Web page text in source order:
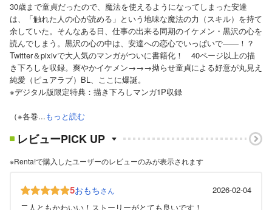
30歳まで童貞だったので、魔法を使えるようになってしまった安達
は、「触れた人の心が読める」という地味な魔法の力（スキル）を持て
余していた。そんなある日、仕事の出来る同期のイケメン・黒沢の心を
読んでしまう。黒沢の心の中は、安達への恋心でいっぱいで――！？
Twitter＆pixivで大人気のマンガがついに書籍化！ 40ページ以上の描
き下ろしを収録。爽やかイケメン→→→拗らせ童貞による好意が丸見え
純愛（ピュアラブ）BL、ここに爆誕。
※デジタル版限定特典：描き下ろしマンガ1P収録
（※各巻...もっと読む
レビューPICK UP
※Renta!で購入したユーザーのレビューのみが表示されます
5おもちさん
2026-02-04
二人ともかわいい！ストーリーがとても良いです！